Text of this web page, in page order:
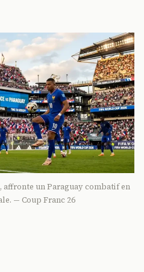
un Paraguay combatif en
— Coup Franc 26